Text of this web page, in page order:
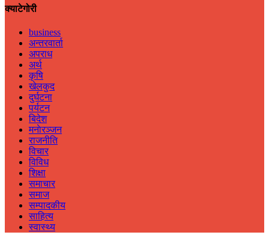
क्याटेगोरी
business
अन्तरवार्ता
अपराध
अर्थ
कृषि
खेलकुद
दुर्घटना
पर्यटन
बिदेश
मनाेरञ्जन
राजनीति
विचार
विविध
शिक्षा
समाचार
समाज
सम्पादकीय
साहित्य
स्वास्थ्य